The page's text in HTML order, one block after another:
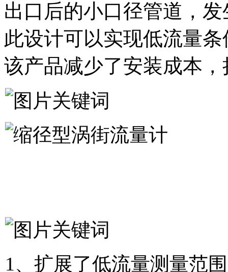
出口后的小口径管道，
此设计可以实现低流量
该产品减少了安装成本
1、扩展了低流量测量范